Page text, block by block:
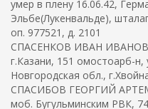
умер в плену 16.06.42,
Эльбе(Лукенвальде),
оп. 977521, д. 2101
СПАСЕНКОВ ИВАН
г.Казани, 151 омостоарб-н,
Новгородская обл.,
СПАСИБОВ ГЕОРГИЙ
моб. Бугульминским РВК,